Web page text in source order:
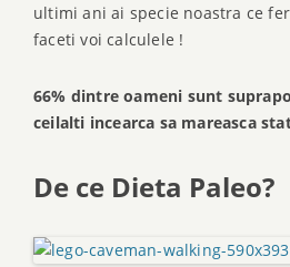
ultimi ani ai specie noastra ce
faceti voi calculele !
66% dintre oameni sunt
ceilalti incearca sa mareasca
De ce Dieta Paleo?